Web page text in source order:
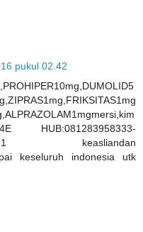
pukul 02.42
HUB:081283958333-
keasliandan
keseluruh indonesia utk